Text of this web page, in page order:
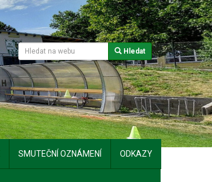
Hledat
SMUTEČNÍ OZNÁMENÍ ODKAZY